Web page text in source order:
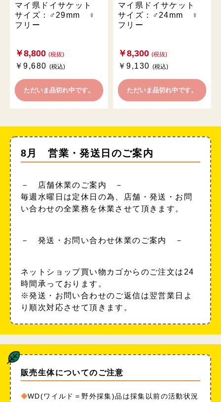
マイ県ドイサケット
サイズ：♂29mm ♀
フリー
￥8,800 (税抜)
￥9,680 (税込)
ただいま品切れ中です。
マイ県ドイサケット
サイズ：♂24mm ♀
フリー
￥8,300 (税抜)
￥9,130 (税込)
ただいま品切れ中です。
8月 営業・発送日のご案内
－ 店舗休業のご案内 －
毎週水曜日は定休日の為、店舗・発送・お問
い合わせの全業務を休業させて頂きます。
－ 発送・お問い合わせ休業のご案内 －
ネットショップ買い物カゴからのご注文は24
時間承っております。
※発送・お問い合わせのご返信は翌営業日よ
り順次対応させて頂きます。
販売生体についてのご注意
WD(ワイルド＝野外採集)品は採集以前の活動状況